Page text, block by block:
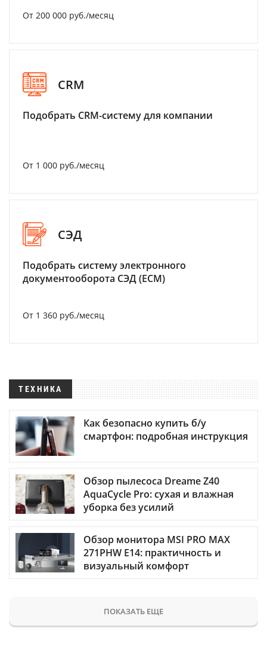
От 200 000 руб./месяц
CRM
Подобрать CRM-систему для компании
От 1 000 руб./месяц
СЭД
Подобрать систему электронного
документооборота СЭД (ECM)
От 1 360 руб./месяц
ТЕХНИКА
Как безопасно купить б/у
смартфон: подробная инструкция
Обзор пылесоса Dreame Z40
AquaCycle Pro: сухая и влажная
уборка без усилий
Обзор монитора MSI PRO MAX
271PHW E14: практичность и
визуальный комфорт
ПОКАЗАТЬ ЕЩЕ